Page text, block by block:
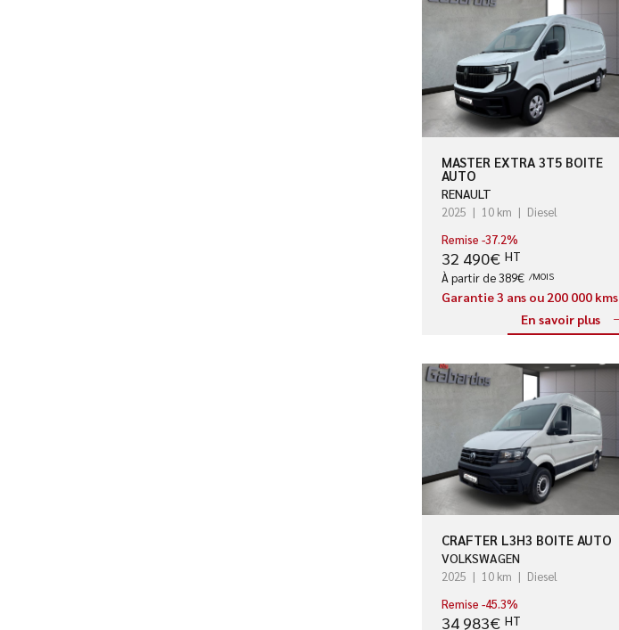
MASTER EXTRA 3T5 BOITE
AUTO
RENAULT
2025 10 km
Diesel
Remise -37.2%
32 490€ HT
À partir de 389€ /MOIS
Garantie 3 ans ou 200 000 kms
En savoir plus
CRAFTER L3H3 BOITE AUTO
VOLKSWAGEN
2025 10 km
Diesel
Remise -45.3%
34 983€ HT